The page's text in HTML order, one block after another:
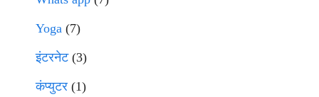
Yoga (7)
इंटरनेट(3)
कंप्युटर (1)